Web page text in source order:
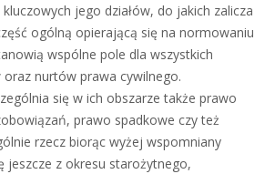
jego działów, do jakich zalicza
ogólną opierającą się na normowaniu
wspólne pole dla wszystkich
oraz nurtów prawa cywilnego.
się w ich obszarze także prawo
prawo spadkowe czy też
rzecz biorąc wyżej wspomniany
jeszcze z okresu starożytnego,